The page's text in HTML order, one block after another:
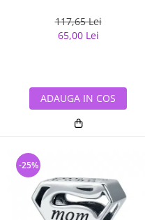
117,65 Lei
65,00 Lei
ADAUGA IN COS
-25%